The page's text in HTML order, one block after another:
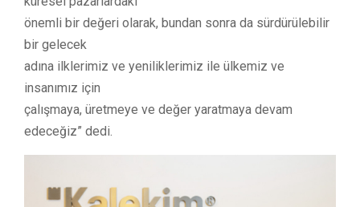
önemli bir değeri olarak, bundan sonra da sürdürülebilir
bir gelecek
adına ilklerimiz ve yeniliklerimiz ile ülkemiz ve
insanımız için
çalışmaya, üretmeye ve değer yaratmaya devam
edeceğiz” dedi.